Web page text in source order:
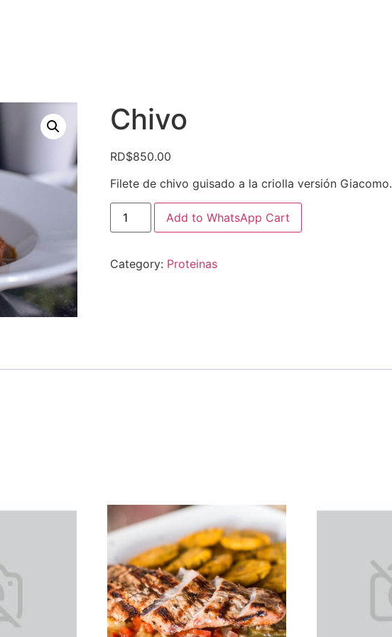
Chivo
RD$850.00
Filete de chivo guisado a la criolla versión Giacomo.
Add to WhatsApp Cart
Category: Proteinas